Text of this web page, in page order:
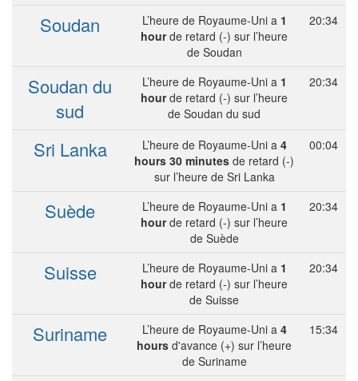
Soudan L’heure de Royaume-Uni a 1
hourde retard (-) sur l’heure
de Soudan
20:34
Soudan du
sud
L’heure de Royaume-Uni a 1
hourde retard (-) sur l’heure
de Soudan du sud
20:34
Sri Lanka L’heure de Royaume-Uni a 4
hours 30 minutes de retard (-)
sur l’heure de Sri Lanka
00:04
Suède L’heure de Royaume-Uni a 1
hourde retard (-) sur l’heure
de Suède
20:34
Suisse L’heure de Royaume-Uni a 1
hourde retard (-) sur l’heure
de Suisse
20:34
Suriname L’heure de Royaume-Uni a 4
hours d'avance (+) sur l’heure
de Suriname
15:34